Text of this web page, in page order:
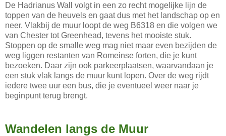
De Hadrianus Wall volgt in een zo recht mogelijke lijn de
toppen van de heuvels en gaat dus met het landschap op en
neer. Vlakbij de muur loopt de weg B6318 en die volgen we
van Chester tot Greenhead, tevens het mooiste stuk.
Stoppen op de smalle weg mag niet maar even bezijden de
weg liggen restanten van Romeinse forten, die je kunt
bezoeken. Daar zijn ook parkeerplaatsen, waarvandaan je
een stuk vlak langs de muur kunt lopen. Over de weg rijdt
iedere twee uur een bus, die je eventueel weer naar je
beginpunt terug brengt.
Wandelen langs de Muur